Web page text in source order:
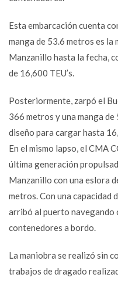
Esta embarcación cuenta
manga de 53.6 metros es la
Manzanillo hasta la fecha,
de 16,600 TEU’s.
Posteriormente, zarpó el
366 metros y una manga
diseño para cargar hasta
En el mismo lapso, el CMA
última generación
Manzanillo con una eslora
metros. Con una capacidad
arribó al puerto navegando
contenedores a bordo.
La maniobra se realizó sin
trabajos de dragado